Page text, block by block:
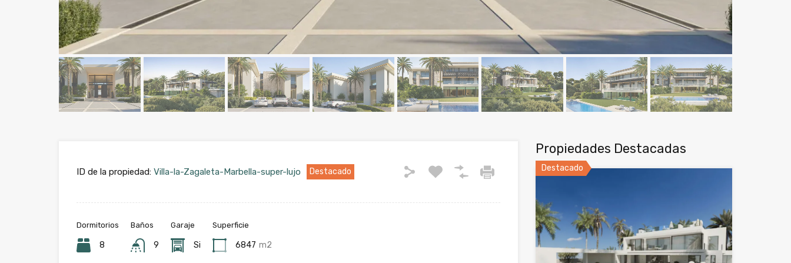
ID de la propiedad: Villa-la-Zagaleta-Marbella-super-lujo Destacado
Dormitorios
8
Baños
9
Garaje
Si
Superficie
6847 m2
Propiedades Destacadas
Destacado